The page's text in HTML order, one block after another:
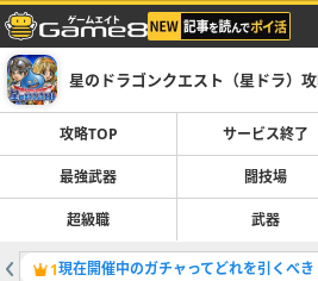
星のドラゴンクエスト（星ドラ）
攻略TOP サービス終了
最強武器 闘技場
超級職 武器
1